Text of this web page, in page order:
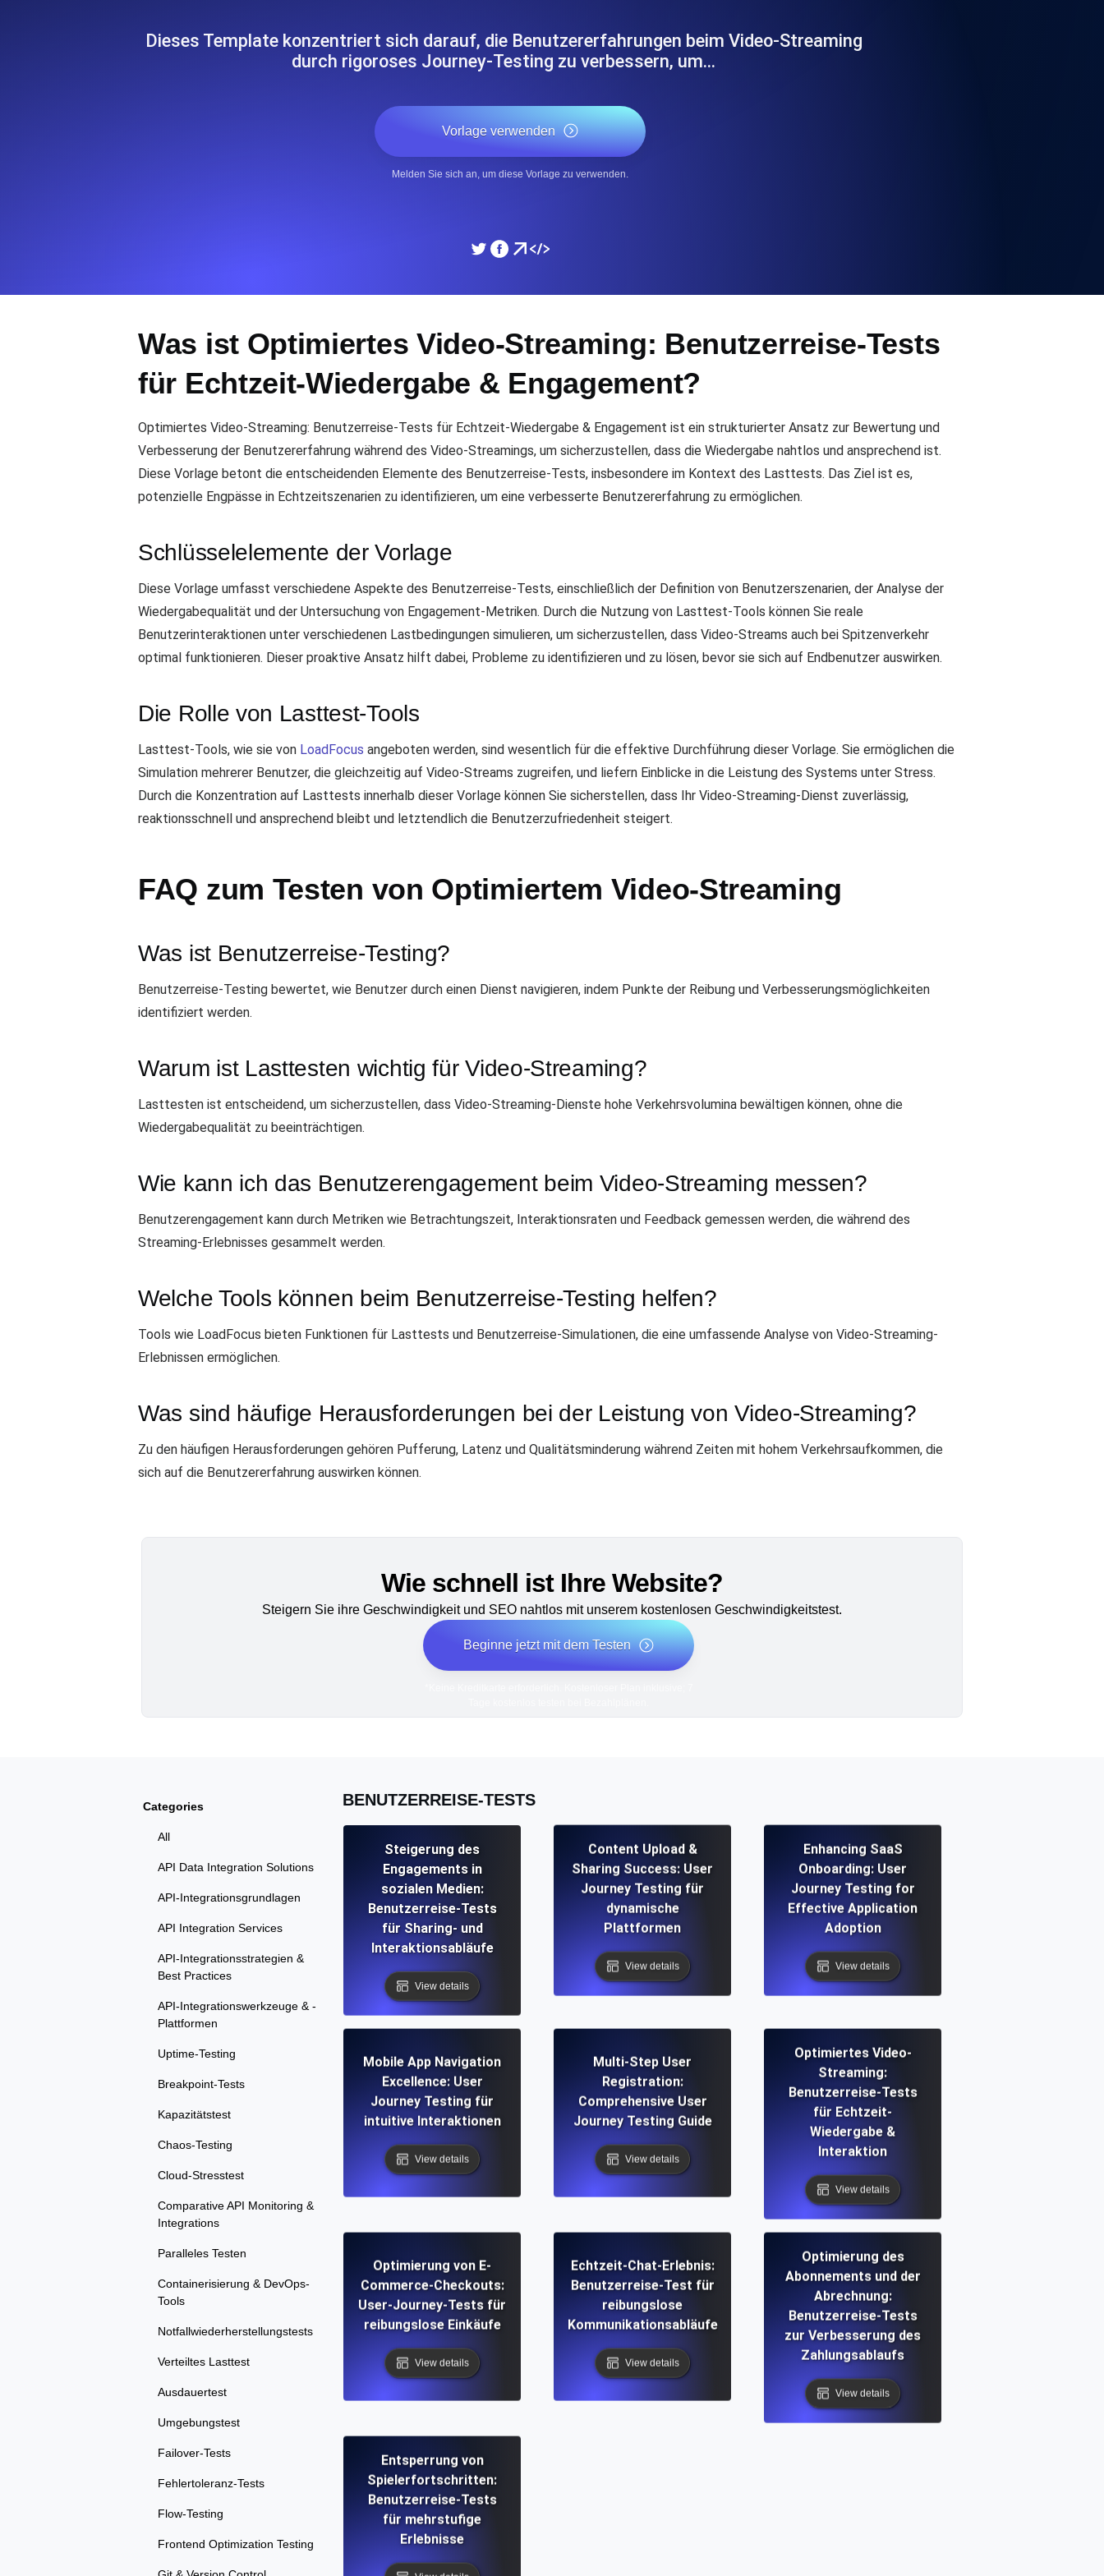
Uptime Monitoring für Websites und APIs. Kostenlos starten.
Automatische SSL-Zertifikats-Checks und Ablauf-Warnungen.
Kostenlos starten.
Heartbeat Monitoring für Cronjobs und geplante Tasks. Kostenlos
DNS Monitoring
DNS Monitoring mit Record-Checks und Alerts. Kostenlos starten.
Monitore als YAML, JS und MCP
Dieses Template konzentriert sich darauf, die Benutzererfahrungen beim Video-Streaming
durch rigoroses Journey-Testing zu verbessern, um…
Vorlage verwenden
Melden Sie sich an, um diese Vorlage zu verwenden.
Was ist Optimiertes Video-Streaming: Benutzerreise-Tests
für Echtzeit-Wiedergabe & Engagement?
Optimiertes Video-Streaming: Benutzerreise-Tests für Echtzeit-Wiedergabe & Engagement ist ein strukturierter Ansatz zur Bewertung und
Verbesserung der Benutzererfahrung während des Video-Streamings, um sicherzustellen, dass die Wiedergabe nahtlos und ansprechend ist.
Diese Vorlage betont die entscheidenden Elemente des Benutzerreise-Tests, insbesondere im Kontext des Lasttests. Das Ziel ist es,
potenzielle Engpässe in Echtzeitszenarien zu identifizieren, um eine verbesserte Benutzererfahrung zu ermöglichen.
Schlüsselelemente der Vorlage
Diese Vorlage umfasst verschiedene Aspekte des Benutzerreise-Tests, einschließlich der Definition von Benutzerszenarien, der Analyse der
Wiedergabequalität und der Untersuchung von Engagement-Metriken. Durch die Nutzung von Lasttest-Tools können Sie reale
Benutzerinteraktionen unter verschiedenen Lastbedingungen simulieren, um sicherzustellen, dass Video-Streams auch bei Spitzenverkehr
optimal funktionieren. Dieser proaktive Ansatz hilft dabei, Probleme zu identifizieren und zu lösen, bevor sie sich auf Endbenutzer auswirken.
Die Rolle von Lasttest-Tools
Lasttest-Tools, wie sie von LoadFocus angeboten werden, sind wesentlich für die effektive Durchführung dieser Vorlage. Sie ermöglichen die
Simulation mehrerer Benutzer, die gleichzeitig auf Video-Streams zugreifen, und liefern Einblicke in die Leistung des Systems unter Stress.
Durch die Konzentration auf Lasttests innerhalb dieser Vorlage können Sie sicherstellen, dass Ihr Video-Streaming-Dienst zuverlässig,
reaktionsschnell und ansprechend bleibt und letztendlich die Benutzerzufriedenheit steigert.
FAQ zum Testen von Optimiertem Video-Streaming
Was ist Benutzerreise-Testing?
Benutzerreise-Testing bewertet, wie Benutzer durch einen Dienst navigieren, indem Punkte der Reibung und Verbesserungsmöglichkeiten
identifiziert werden.
Warum ist Lasttesten wichtig für Video-Streaming?
Lasttesten ist entscheidend, um sicherzustellen, dass Video-Streaming-Dienste hohe Verkehrsvolumina bewältigen können, ohne die
Wiedergabequalität zu beeinträchtigen.
Wie kann ich das Benutzerengagement beim Video-Streaming messen?
Benutzerengagement kann durch Metriken wie Betrachtungszeit, Interaktionsraten und Feedback gemessen werden, die während des
Streaming-Erlebnisses gesammelt werden.
Welche Tools können beim Benutzerreise-Testing helfen?
Tools wie LoadFocus bieten Funktionen für Lasttests und Benutzerreise-Simulationen, die eine umfassende Analyse von Video-Streaming-
Erlebnissen ermöglichen.
Was sind häufige Herausforderungen bei der Leistung von Video-Streaming?
Zu den häufigen Herausforderungen gehören Pufferung, Latenz und Qualitätsminderung während Zeiten mit hohem Verkehrsaufkommen, die
sich auf die Benutzererfahrung auswirken können.
Wie schnell ist Ihre Website?
Steigern Sie ihre Geschwindigkeit und SEO nahtlos mit unserem kostenlosen Geschwindigkeitstest.
Beginne jetzt mit dem Testen
Categories
All
API Data Integration Solutions
API-Integrationsgrundlagen
API Integration Services
API-Integrationsstrategien &
Best Practices
API-Integrationswerkzeuge & -
Plattformen
Uptime-Testing
Breakpoint-Tests
Kapazitätstest
Chaos-Testing
Cloud-Stresstest
Comparative API Monitoring &
Integrations
Paralleles Testen
Containerisierung & DevOps-
Tools
Notfallwiederherstellungstests
Verteiltes Lasttest
Ausdauertest
Umgebungstest
Failover-Tests
Fehlertoleranz-Tests
Flow-Testing
Frontend Optimization Testing
BENUTZERREISE-TESTS
Steigerung des
Engagements in
sozialen Medien:
Benutzerreise-Tests
für Sharing- und
Interaktionsabläufe
View details
Content Upload &
Sharing Success: User
Journey Testing für
dynamische
Plattformen
View details
Enhancing SaaS
Onboarding: User
Journey Testing for
Effective Application
Adoption
View details
Mobile App Navigation
Excellence: User
Journey Testing für
intuitive Interaktionen
View details
Multi-Step User
Registration:
Comprehensive User
Journey Testing Guide
View details
Optimiertes Video-
Streaming:
Benutzerreise-Tests
für Echtzeit-
Wiedergabe &
Interaktion
View details
Optimierung von E-
Commerce-Checkouts:
User-Journey-Tests für
reibungslose Einkäufe
View details
Echtzeit-Chat-Erlebnis:
Benutzerreise-Test für
reibungslose
Kommunikationsabläufe
View details
Optimierung des
Abonnements und der
Abrechnung:
Benutzerreise-Tests
zur Verbesserung des
Zahlungsablaufs
View details
Entsperrung von
Spielerfortschritten:
Benutzerreise-Tests
für mehrstufige
Erlebnisse